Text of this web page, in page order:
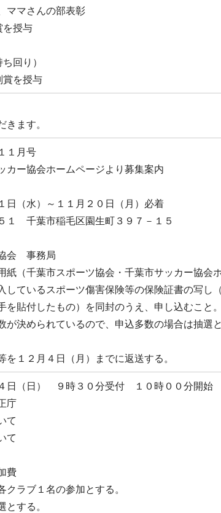
ママさんの部表彰
を授与
回り）
を授与
きます。
１月号
カー協会ホームページより募集案内
（水）～１１月２０日（月）必着
葉市稲毛区園生町３９７－１５
事務局
千葉市スポーツ協会・千葉市サッカー協会ホ
しているスポーツ傷害保険等の保険証書の写し
貼付したもの）を同封のうえ、申し込むこと。
められているので、申込多数の場合は抽選
１２月４日（月）までに返送する。
日） ９時３０分受付 １０時００分開始
庁
て
費
ブ１名の参加とする。
る。